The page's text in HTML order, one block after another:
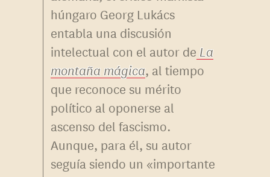
húngaro Georg Lukács
entabla una discusión
intelectual con el autor de La
montaña mágica, al tiempo
que reconoce su mérito
político al oponerse al
ascenso del fascismo.
Aunque, para él, su autor
seguía siendo un «importante